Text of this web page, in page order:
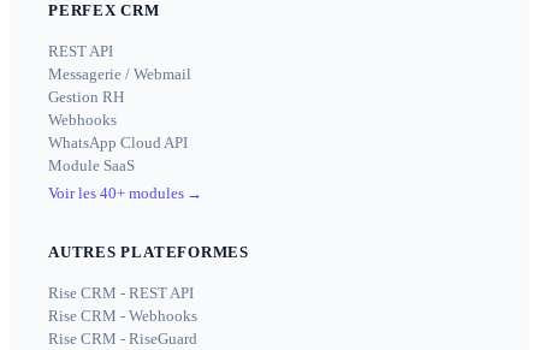
PERFEX CRM
REST API
Messagerie / Webmail
Gestion RH
Webhooks
WhatsApp Cloud API
Module SaaS
Voir les 40+ modules →
AUTRES PLATEFORMES
Rise CRM - REST API
Rise CRM - Webhooks
Rise CRM - RiseGuard